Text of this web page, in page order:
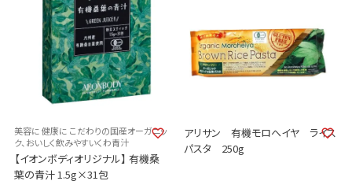
美容に 健康に こだわりの国産オーガニッ
ク、おいしく飲みやすいくわ青汁
【イオンボディオリジナル】 有機桑
葉の青汁 1.5g×31包
アリサン 有機モロヘイヤ ライス
パスタ 250g